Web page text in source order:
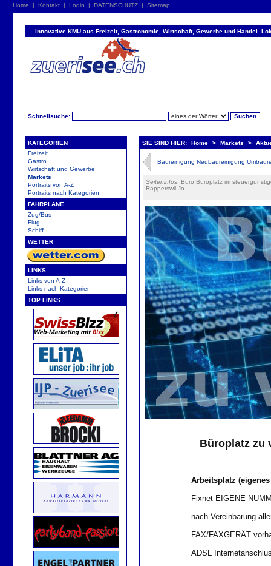
Home | Kontakt | Login | DATENSCHUTZ | Sitemap
... innovative KMU aus Freizeit, Gastronomie, Wirtschaft, Gewerbe und Handel.
Schnellsuche:
KATEGORIEN
Freizeit
Gastro
Wirtschaft und Gewerbe
Markets
Portraits von A-Z
Portraits nach Kategorien
FAHRPLÄNE
Zug/Bus
Flug
Schiff
WETTER
LINKS
Links von A-Z
Links nach Kategorien
TOP LINKS
SIE SIND HIER: Home > Markets >
Baureinigung Neubaureinigung
Seiteninfos: Büro Büroplatz im
Rapperswil-Jo
Büroplatz zu
Arbeitsplatz
Fixnet EIGENE
nach Vereinbarung
FAX/FAXGERÄT
ADSL